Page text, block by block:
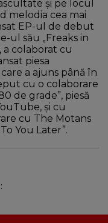
și pe locul
melodia cea mai
EP-ul de debut
ul său „Freaks in
a colaborat cu
piesa
care a ajuns până în
cu o colaborare
de grade”, piesă
și cu
cu The Motans
You Later”.